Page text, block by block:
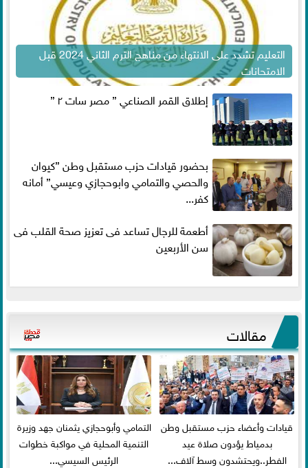
التعليم تشدد على الانتهاء من مناهج الترم الثاني 2024 قبل
الامتحانات
إطلاق القمر الصناعي ” مصر سات ٢ ”
بحضور قيادات حزب مستقبل وطن ”كيوان
والحصي والتمامي وابوحجازي وعيسي” أمانه
كفر...
أطعمة للرجال تساعد فى تعزيز صحة القلب فى
سن الأربعين
مقالات
قيادات وأعضاء حزب مستقبل وطن
بدمياط يؤدون صلاة عيد
الفطر..ويحتشدون وسط آلاف...
التمامي وأبوحجازي يثمنان جهد وزيرة
التنمية المحلية في مواكبة خطوات
الرئيس السيسي...